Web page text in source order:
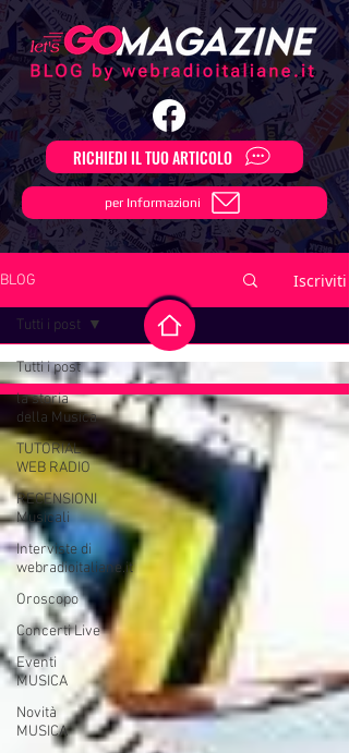
RICHIEDI IL TUO ARTICOLO
per Informazioni
BLOG Iscriviti
Tutti i post
la storia
della Musica
TUTORIAL
WEB RADIO
RECENSIONI
Musicali
Interviste di
webradioitaliane.it
Oroscopo
Concerti Live
Eventi
MUSICA
Novità
MUSICA
Tutti i post